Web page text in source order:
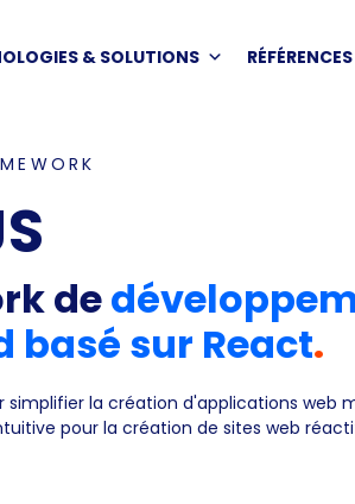
& SOLUTIONS RÉFÉRENCES
de
sur React.
simplifier la création d'applications web
pour la création de sites web